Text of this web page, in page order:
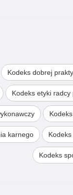
Kodeks dobrej
Kodeks etyki radcy
karnego
Kodeks